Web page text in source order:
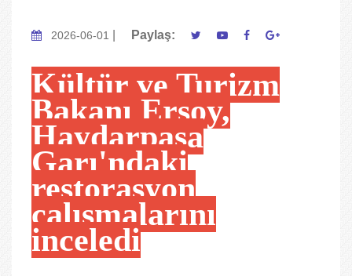
2026-06-01 Paylaş:
Kültür ve Turizm
Bakanı Ersoy,
Haydarpaşa
Garı'ndaki
restorasyon
çalışmalarını
inceledi